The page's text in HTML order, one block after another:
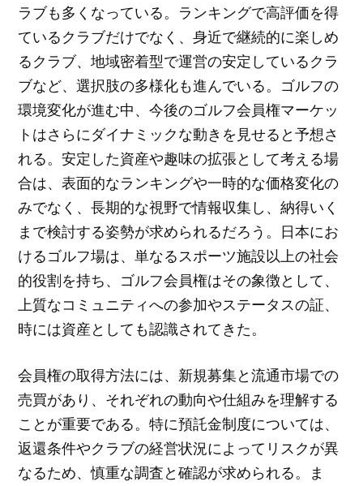
ラブも多くなっている。ランキングで高評価を得
ているクラブだけでなく、身近で継続的に楽しめ
るクラブ、地域密着型で運営の安定しているクラ
ブなど、選択肢の多様化も進んでいる。ゴルフの
環境変化が進む中、今後のゴルフ会員権マーケッ
トはさらにダイナミックな動きを見せると予想さ
れる。安定した資産や趣味の拡張として考える場
合は、表面的なランキングや一時的な価格変化の
みでなく、長期的な視野で情報収集し、納得いく
まで検討する姿勢が求められるだろう。日本にお
けるゴルフ場は、単なるスポーツ施設以上の社会
的役割を持ち、ゴルフ会員権はその象徴として、
上質なコミュニティへの参加やステータスの証、
時には資産としても認識されてきた。
会員権の取得方法には、新規募集と流通市場での
売買があり、それぞれの動向や仕組みを理解する
ことが重要である。特に預託金制度については、
返還条件やクラブの経営状況によってリスクが異
なるため、慎重な調査と確認が求められる。ま